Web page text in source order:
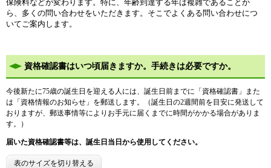
保険料などが変わります。特に、年齢到達する年は複雑であることか
ら、多くの問い合わせをいただきます。そこでよくある問い合わせにつ
いてご案内します。
資格確認書はいつ頃届きますか。手続きは必要ですか。
今後新たに75歳の誕生日を迎える人には、誕生日前までに「資格確認書」また
は「資格情報のお知らせ」を郵送します。（誕生日の2週間前を目安に発送して
おりますが、郵送事情等によりお手元に届くまでに時間がかかる場合がありま
す。）
届いた資格確認書等は、誕生日当日から使用してください。
表のサイズを切り替える